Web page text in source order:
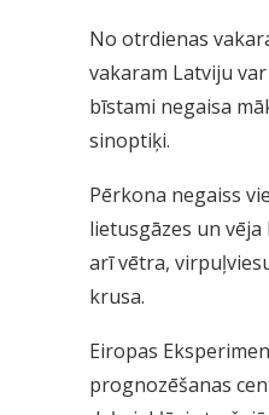
No otrdienas
vakaram Latviju
bīstami negaisa
sinoptiķi.
Pērkona negaiss
lietusgāzes un vēja
arī vētra,
krusa.
Eiropas
prognozēšanas